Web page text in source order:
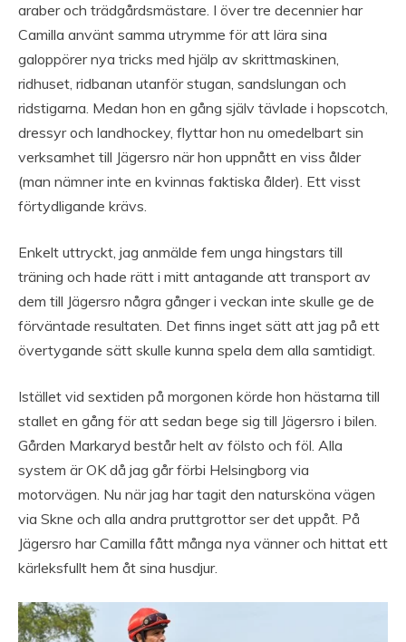
araber och trädgårdsmästare. I över tre decennier har
Camilla använt samma utrymme för att lära sina
galoppörer nya tricks med hjälp av skrittmaskinen,
ridhuset, ridbanan utanför stugan, sandslungan och
ridstigarna. Medan hon en gång själv tävlade i hopscotch,
dressyr och landhockey, flyttar hon nu omedelbart sin
verksamhet till Jägersro när hon uppnått en viss ålder
(man nämner inte en kvinnas faktiska ålder). Ett visst
förtydligande krävs.
Enkelt uttryckt, jag anmälde fem unga hingstars till
träning och hade rätt i mitt antagande att transport av
dem till Jägersro några gånger i veckan inte skulle ge de
förväntade resultaten. Det finns inget sätt att jag på ett
övertygande sätt skulle kunna spela dem alla samtidigt.
Istället vid sextiden på morgonen körde hon hästarna till
stallet en gång för att sedan bege sig till Jägersro i bilen.
Gården Markaryd består helt av fölsto och föl. Alla
system är OK då jag går förbi Helsingborg via
motorvägen. Nu när jag har tagit den natursköna vägen
via Skne och alla andra pruttgrottor ser det uppåt. På
Jägersro har Camilla fått många nya vänner och hittat ett
kärleksfullt hem åt sina husdjur.